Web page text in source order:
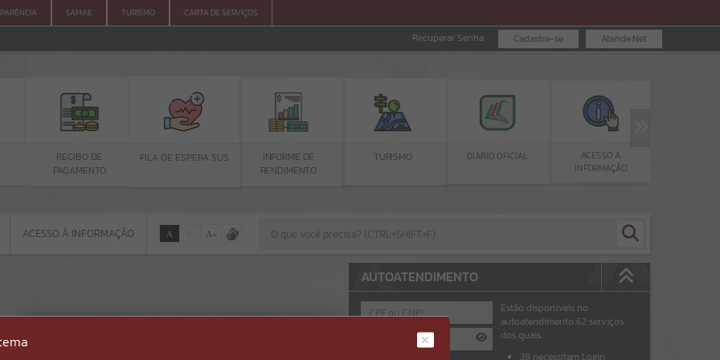
SAMAE TURISMO CARTA DE SERVIÇOS
Atende.Net
Cadastre-se
Recuperar Senha
RECIBO DE
PAGAMENTO
FILA DE ESPERA SUS
INFORME DE
RENDIMENTO
TURISMO DIÁRIO OFICIAL
ACESSO A
INFORMAÇÃO
ACESSO À INFORMAÇÃO A A+
AUTOATENDIMENTO
Estão disponíveis no
autoatendimento 62 serviços
dos quais...
38 necessitam Login